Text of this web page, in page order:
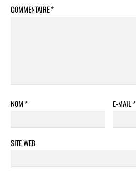
COMMENTAIRE*
NOM* E-MAIL*
SITE WEB